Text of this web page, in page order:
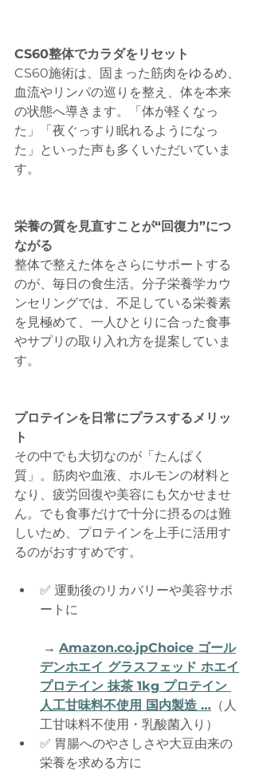
CS60整体でカラダをリセット
CS60施術は、固まった筋肉をゆるめ、
血流やリンパの巡りを整え、体を本来
の状態へ導きます。「体が軽くなっ
た」「夜ぐっすり眠れるようになっ
た」といった声も多くいただいていま
す。
栄養の質を見直すことが“回復力”につ
ながる
整体で整えた体をさらにサポートする
のが、毎日の食生活。分子栄養学カウ
ンセリングでは、不足している栄養素
を見極めて、一人ひとりに合った食事
やサプリの取り入れ方を提案していま
す。
プロテインを日常にプラスするメリッ
ト
その中でも大切なのが「たんぱく
質」。筋肉や血液、ホルモンの材料と
なり、疲労回復や美容にも欠かせませ
ん。でも食事だけで十分に摂るのは難
しいため、プロテインを上手に活用す
るのがおすすめです。
✅ 運動後のリカバリーや美容サポ
ートに
→ Amazon.co.jpChoice ゴール
デンホエイ グラスフェッド ホエイ
プロテイン 抹茶 1kg プロテイン
人工甘味料不使用 国内製造 … （人
工甘味料不使用・乳酸菌入り）
✅ 胃腸へのやさしさや大豆由来の
栄養を求める方に